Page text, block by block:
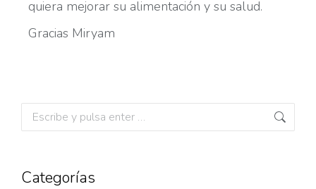
quiera mejorar su alimentación y su salud.
Gracias Miryam
Categorías